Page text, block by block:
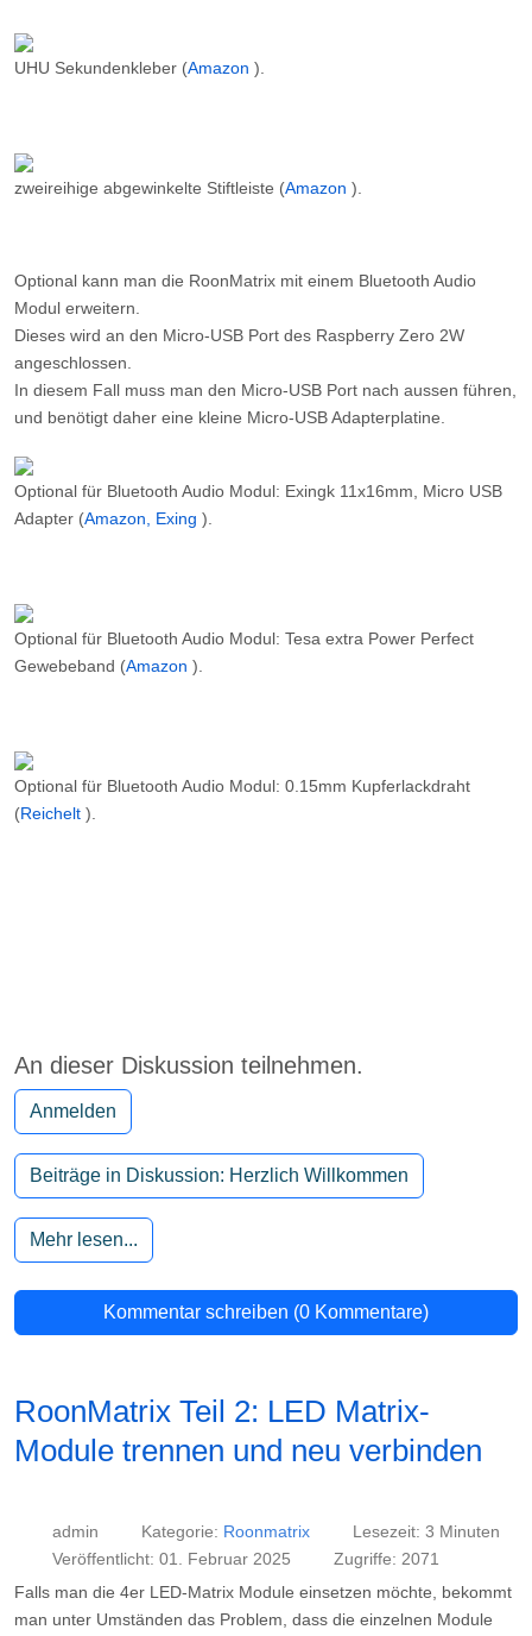
UHU Sekundenkleber (Amazon ).
zweireihige abgewinkelte Stiftleiste (Amazon ).
Optional kann man die RoonMatrix mit einem Bluetooth Audio
Modul erweitern.
Dieses wird an den Micro-USB Port des Raspberry Zero 2W
angeschlossen.
In diesem Fall muss man den Micro-USB Port nach aussen führen,
und benötigt daher eine kleine Micro-USB Adapterplatine.
Optional für Bluetooth Audio Modul: Exingk 11x16mm, Micro USB
Adapter (Amazon, Exing ).
Optional für Bluetooth Audio Modul: Tesa extra Power Perfect
Gewebeband (Amazon ).
Optional für Bluetooth Audio Modul: 0.15mm Kupferlackdraht
(Reichelt ).
An dieser Diskussion teilnehmen.
Anmelden
Beiträge in Diskussion: Herzlich Willkommen
Mehr lesen...
Kommentar schreiben (0 Kommentare)
RoonMatrix Teil 2: LED Matrix-
Module trennen und neu verbinden
admin Kategorie: Roonmatrix
Lesezeit: 3 Minuten
Veröffentlicht: 01. Februar 2025
Zugriffe: 2071
Falls man die 4er LED-Matrix Module einsetzen möchte, bekommt
man unter Umständen das Problem, dass die einzelnen Module